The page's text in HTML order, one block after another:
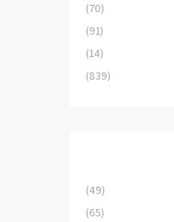
(70)
(91)
(14)
(839)
(49)
(65)